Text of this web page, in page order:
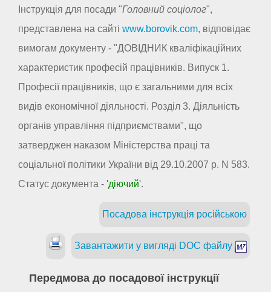
Інструкція для посади "Головний соціолог",
представлена на сайті www.borovik.com, відповідає
вимогам документу - "ДОВІДНИК кваліфікаційних
характеристик професій працівників. Випуск 1.
Професії працівників, що є загальними для всіх
видів економічної діяльності. Розділ 3. Діяльність
органів управління підприємствами", що
затверджен наказом Міністерства праці та
соціальної політики України від 29.10.2007 р. N 583.
Статус документа - 'діючий'.
Посадова інструкція російською
Завантажити у вигляді DOC файлу
Передмова до посадової інструкції